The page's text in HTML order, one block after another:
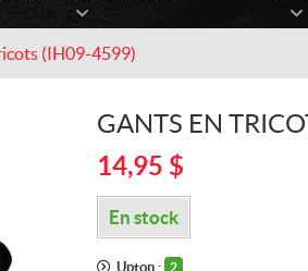
(IH09-4599)
GANTS EN
14,95 $
En stock
Upton : 2